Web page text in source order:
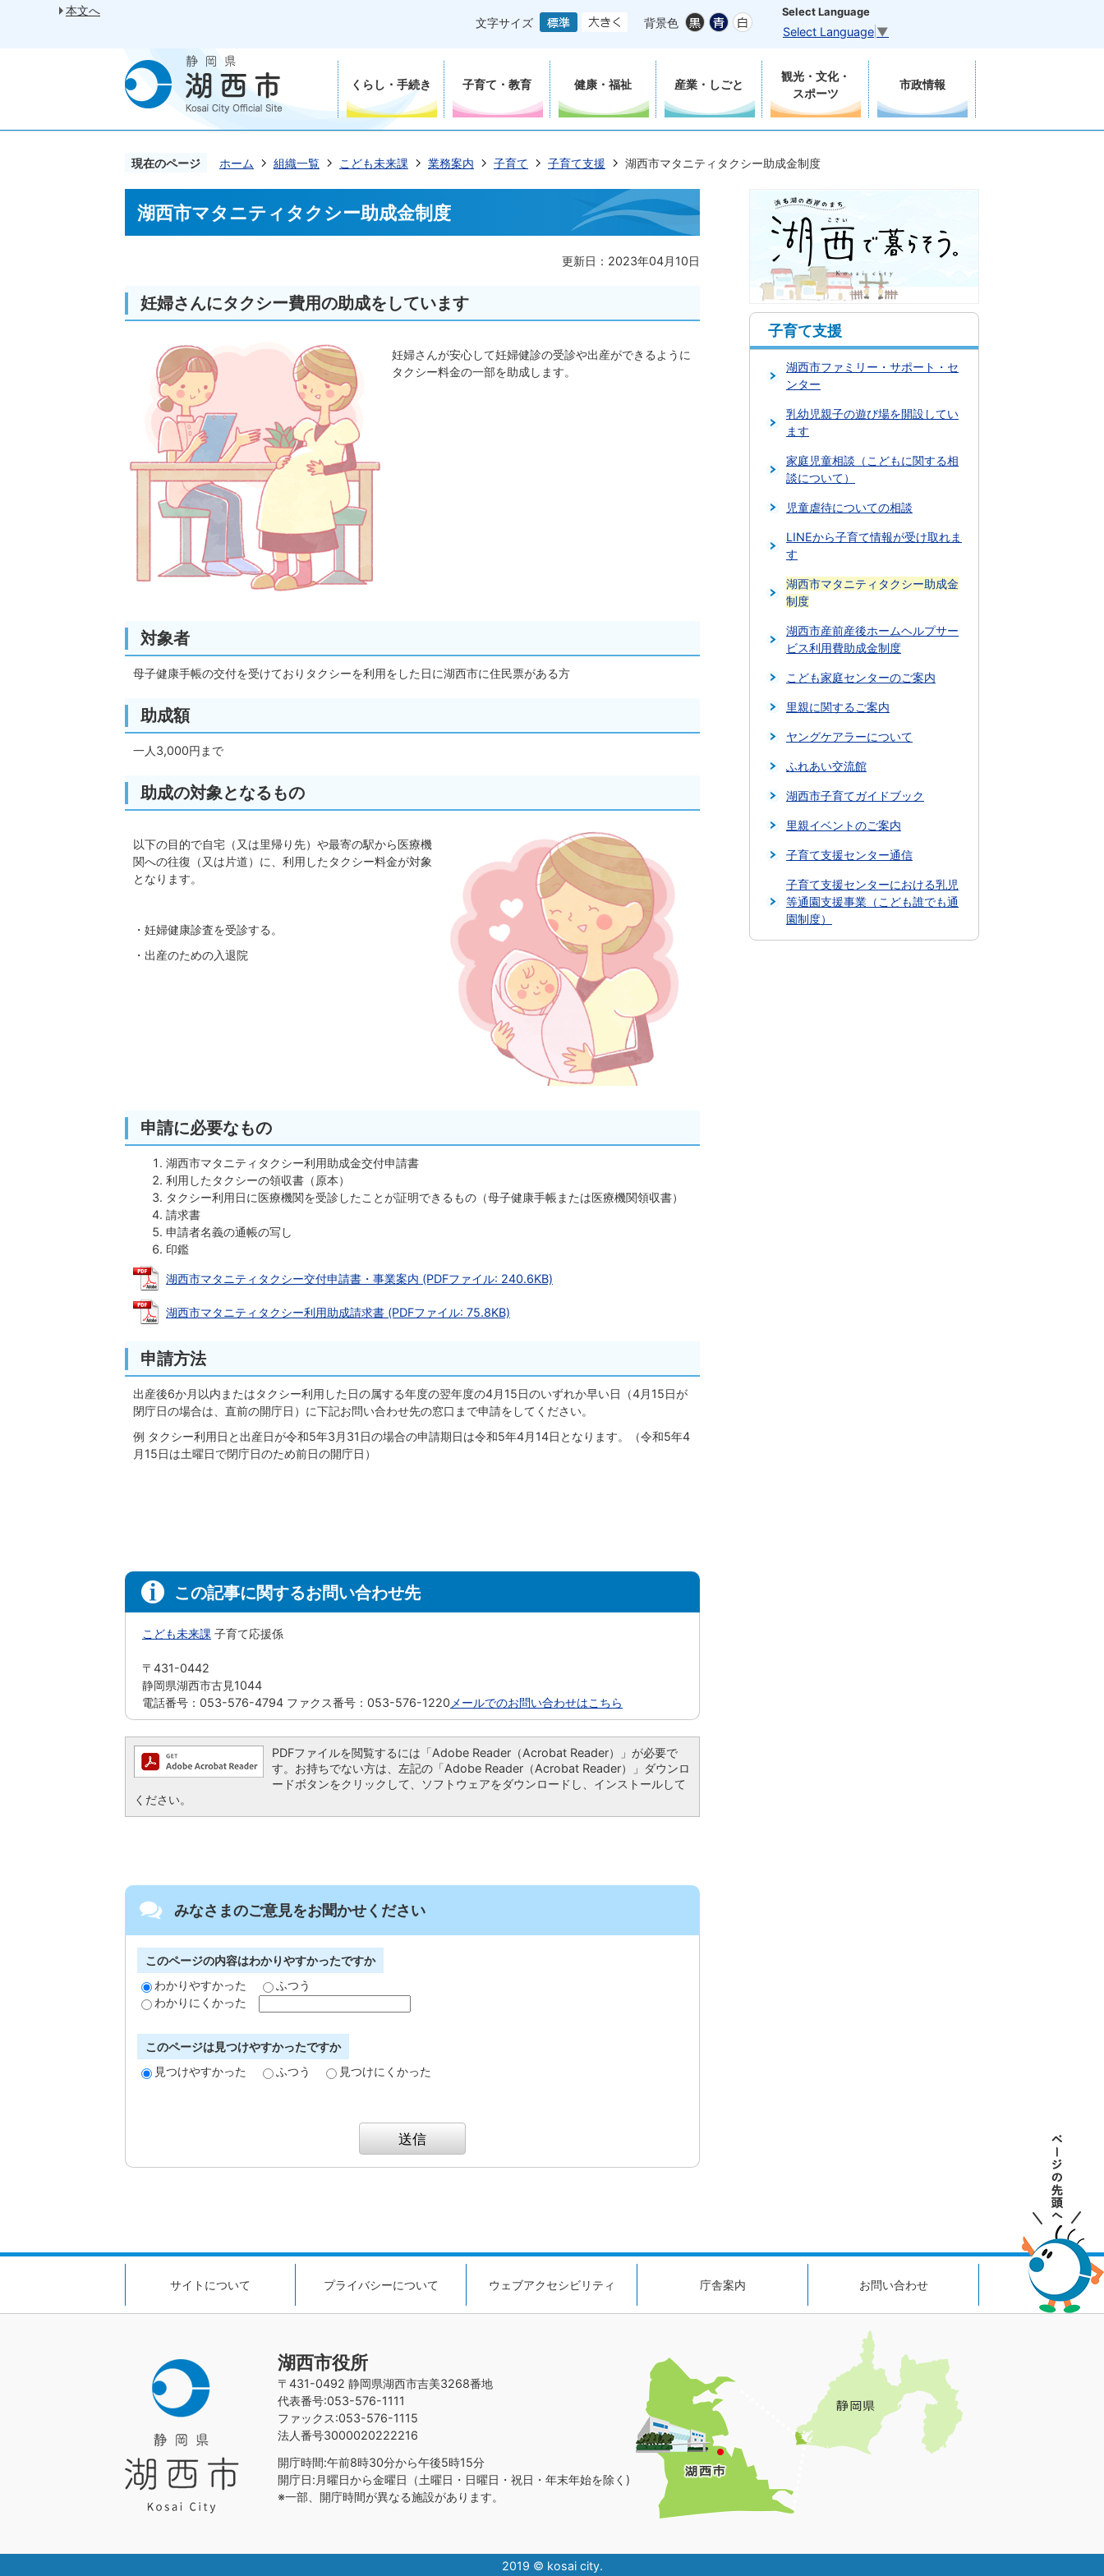
本文へ
文字サイズ
背景色
Select Language
Select Language ▼
くらし・手続き 子育て・教育 健康・福祉 産業・しごと
観光・文化・
スポーツ
市政情報
現在のページ ホーム 組織一覧 こども未来課 業務案内 子育て 子育て支援 湖西市マタニティタクシー助成金制度
湖西市マタニティタクシー助成金制度
更新日：2023年04月10日
妊婦さんにタクシー費用の助成をしています
妊婦さんが安心して妊婦健診の受診や出産ができるように
タクシー料金の一部を助成します。
対象者
母子健康手帳の交付を受けておりタクシーを利用をした日に湖西市に住民票がある方
助成額
一人3,000円まで
助成の対象となるもの
以下の目的で自宅（又は里帰り先）や最寄の駅から医療機
関への往復（又は片道）に、利用したタクシー料金が対象
となります。
・妊婦健康診査を受診する。
・出産のための入退院
申請に必要なもの
湖西市マタニティタクシー利用助成金交付申請書
利用したタクシーの領収書（原本）
タクシー利用日に医療機関を受診したことが証明できるもの（母子健康手帳または医療機関領収書）
請求書
申請者名義の通帳の写し
印鑑
湖西市マタニティタクシー交付申請書・事業案内 (PDFファイル: 240.6KB)
湖西市マタニティタクシー利用助成請求書 (PDFファイル: 75.8KB)
申請方法
出産後6か月以内またはタクシー利用した日の属する年度の翌年度の4月15日のいずれか早い日（4月15日が
閉庁日の場合は、直前の開庁日）に下記お問い合わせ先の窓口まで申請をしてください。
例 タクシー利用日と出産日が令和5年3月31日の場合の申請期日は令和5年4月14日となります。（令和5年4
月15日は土曜日で閉庁日のため前日の開庁日）
この記事に関するお問い合わせ先
こども未来課 子育て応援係
〒431-0442
静岡県湖西市古見1044
電話番号：053-576-4794 ファクス番号：053-576-1220 メールでのお問い合わせはこちら
PDFファイルを閲覧するには「Adobe Reader（Acrobat Reader）」が必要で
す。お持ちでない方は、左記の「Adobe Reader（Acrobat Reader）」ダウンロ
ードボタンをクリックして、ソフトウェアをダウンロードし、インストールして
ください。
みなさまのご意見をお聞かせください
このページの内容はわかりやすかったですか
わかりやすかった
ふつう
わかりにくかった
このページは見つけやすかったですか
見つけやすかった
ふつう 見つけにくかった
子育て支援
湖西市ファミリー・サポート・セ
ンター
乳幼児親子の遊び場を開設してい
ます
家庭児童相談（こどもに関する相
談について）
児童虐待についての相談
LINEから子育て情報が受け取れま
す
湖西市マタニティタクシー助成金
制度
湖西市産前産後ホームヘルプサー
ビス利用費助成金制度
こども家庭センターのご案内
里親に関するご案内
ヤングケアラーについて
ふれあい交流館
湖西市子育てガイドブック
里親イベントのご案内
子育て支援センター通信
子育て支援センターにおける乳児
等通園支援事業（こども誰でも通
園制度）
サイトについて プライバシーについて ウェブアクセシビリティ 庁舎案内 お問い合わせ
湖西市役所
〒431-0492 静岡県湖西市吉美3268番地
代表番号:053-576-1111
ファックス:053-576-1115
法人番号3000020222216
開庁時間:午前8時30分から午後5時15分
開庁日:月曜日から金曜日（土曜日・日曜日・祝日・年末年始を除く)
※一部、開庁時間が異なる施設があります。
2019 © kosai city.